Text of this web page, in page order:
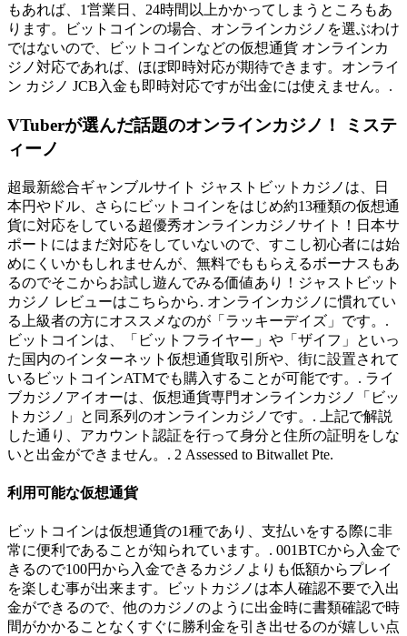
もあれば、1営業日、24時間以上かかってしまうところもあ
ります。ビットコインの場合、オンラインカジノを選ぶわけ
ではないので、ビットコインなどの仮想通貨 オンラインカ
ジノ対応であれば、ほぼ即時対応が期待できます。オンライ
ン カジノ JCB入金も即時対応ですが出金には使えません。.
VTuberが選んだ話題のオンラインカジノ！ ミステ
ィーノ
超最新総合ギャンブルサイト ジャストビットカジノは、日
本円やドル、さらにビットコインをはじめ約13種類の仮想通
貨に対応をしている超優秀オンラインカジノサイト！日本サ
ポートにはまだ対応をしていないので、すこし初心者には始
めにくいかもしれませんが、無料でももらえるボーナスもあ
るのでそこからお試し遊んでみる価値あり！ジャストビット
カジノ レビューはこちらから. オンラインカジノに慣れてい
る上級者の方にオススメなのが「ラッキーデイズ」です。.
ビットコインは、「ビットフライヤー」や「ザイフ」といっ
た国内のインターネット仮想通貨取引所や、街に設置されて
いるビットコインATMでも購入することが可能です。. ライ
ブカジノアイオーは、仮想通貨専門オンラインカジノ「ビッ
トカジノ」と同系列のオンラインカジノです。. 上記で解説
した通り、アカウント認証を行って身分と住所の証明をしな
いと出金ができません。. 2 Assessed to Bitwallet Pte.
利用可能な仮想通貨
ビットコインは仮想通貨の1種であり、支払いをする際に非
常に便利であることが知られています。. 001BTCから入金で
きるので100円から入金できるカジノよりも低額からプレイ
を楽しむ事が出来ます。ビットカジノは本人確認不要で入出
金ができるので、他のカジノのように出金時に書類確認で時
間がかかることなくすぐに勝利金を引き出せるのが嬉しい点